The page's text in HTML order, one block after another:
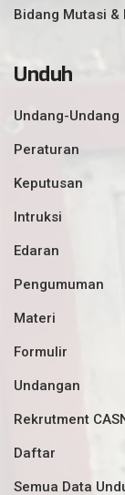
Bidang Mutasi &
Unduh
Undang-Undang
Peraturan
Keputusan
Intruksi
Edaran
Pengumuman
Materi
Formulir
Undangan
Rekrutment
Daftar
Semua Data